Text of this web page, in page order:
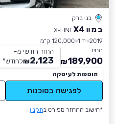
בני ברק
ב מ וו X4
X-LINE
2019 יד 1
120,000 ק״מ
מחיר
189,900
₪
החזר חודשי מ-
2,123
₪לחודש*
תוספות לעיסקה
לפגישה בסוכנות
*חישוב ההחזר מפורט בתקנון